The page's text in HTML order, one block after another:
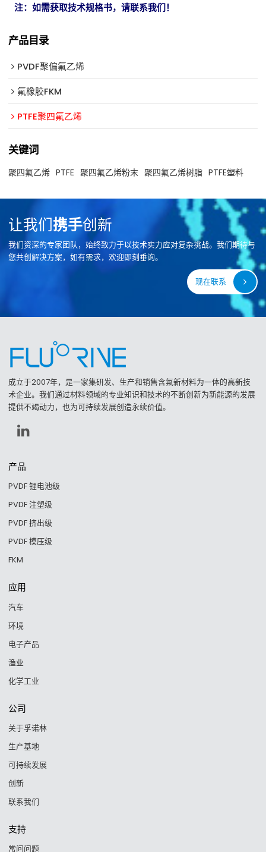
注：如需获取技术规格书，请联系我们！
产品目录
PVDF聚偏氟乙烯
氟橡胶FKM
PTFE聚四氟乙烯
关键词
聚四氟乙烯 PTFE 聚四氟乙烯粉末 聚四氟乙烯树脂 PTFE塑料
让我们携手创新
我们资深的专家团队，始终致力于以技术实力应对复杂挑战。我们期待与
您共创解决方案，如有需求，欢迎即刻垂询。
现在联系
成立于2007年，是一家集研发、生产和销售含氟新材料为一体的高新技
术企业。我们通过材料领域的专业知识和技术的不断创新为新能源的发展
提供不竭动力，也为可持续发展创造永续价值。
产品
PVDF 锂电池级
PVDF 注塑级
PVDF 挤出级
PVDF 模压级
FKM
应用
汽车
环境
电子产品
渔业
化学工业
公司
关于孚诺林
生产基地
可持续发展
创新
联系我们
支持
常问问题